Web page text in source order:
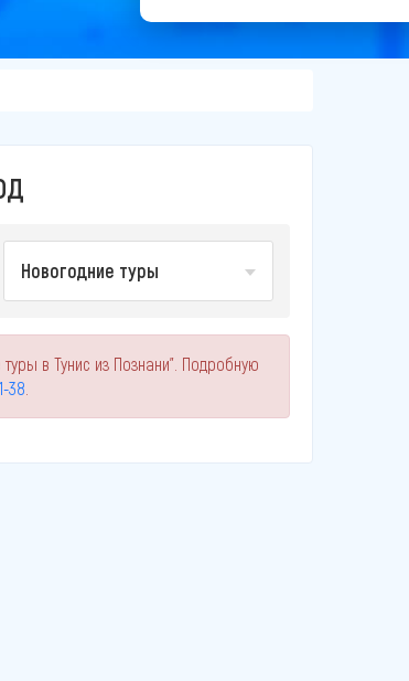
Новогодние туры
в Тунис из Познани". Подробную
38